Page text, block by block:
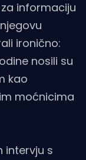
informaciju
ironično:
nosili su
kao
moćnicima
intervju s